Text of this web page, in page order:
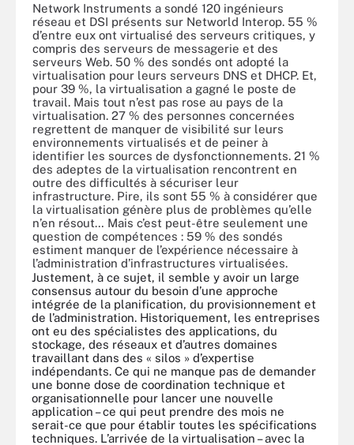
Network Instruments a sondé 120 ingénieurs
réseau et DSI présents sur Networld Interop. 55 %
d’entre eux ont virtualisé des serveurs critiques, y
compris des serveurs de messagerie et des
serveurs Web. 50 % des sondés ont adopté la
virtualisation pour leurs serveurs DNS et DHCP. Et,
pour 39 %, la virtualisation a gagné le poste de
travail. Mais tout n’est pas rose au pays de la
virtualisation. 27 % des personnes concernées
regrettent de manquer de visibilité sur leurs
environnements virtualisés et de peiner à
identifier les sources de dysfonctionnements. 21 %
des adeptes de la virtualisation rencontrent en
outre des difficultés à sécuriser leur
infrastructure. Pire, ils sont 55 % à considérer que
la virtualisation génère plus de problèmes qu’elle
n’en résout… Mais c’est peut-être seulement une
question de compétences : 59 % des sondés
estiment manquer de l’expérience nécessaire à
l’administration d’infrastructures virtualisées.
Justement, à ce sujet, il semble y avoir un large
consensus autour du besoin d’une approche
intégrée de la planification, du provisionnement et
de l’administration. Historiquement, les entreprises
ont eu des spécialistes des applications, du
stockage, des réseaux et d’autres domaines
travaillant dans des « silos » d’expertise
indépendants. Ce qui ne manque pas de demander
une bonne dose de coordination technique et
organisationnelle pour lancer une nouvelle
application – ce qui peut prendre des mois ne
serait-ce que pour établir toutes les spécifications
techniques. L’arrivée de la virtualisation – avec la